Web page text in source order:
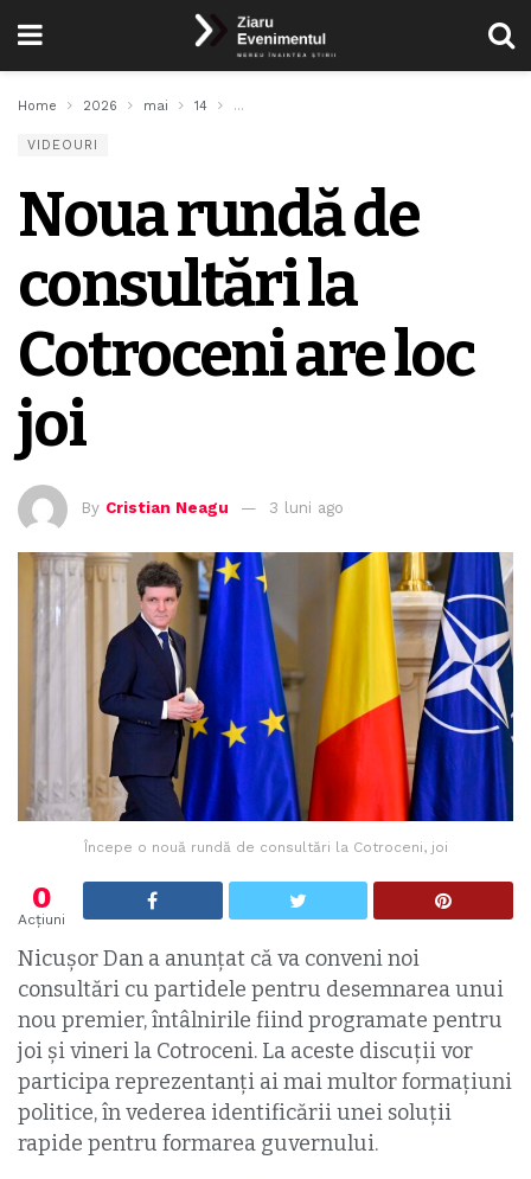
Home 2026 mai 14 Noua rundă de consultări la Cotroceni are
VIDEOURI
Noua rundă de
consultări la
Cotroceni are loc
joi
By Cristian Neagu 3 luni ago
Începe o nouă rundă de consultări la Cotroceni, joi
0
Acțiuni
Nicuşor Dan a anunțat că va conveni noi
consultări cu partidele pentru desemnarea unui
nou premier, întâlnirile fiind programate pentru
joi și vineri la Cotroceni. La aceste discuții vor
participa reprezentanți ai mai multor formațiuni
politice, în vederea identificării unei soluții
rapide pentru formarea guvernului.